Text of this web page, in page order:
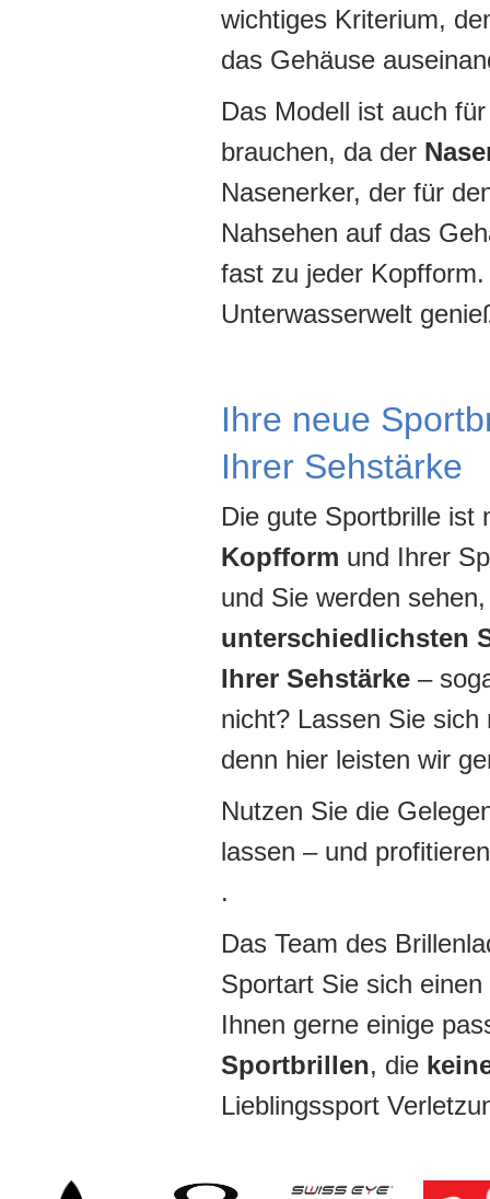
wichtiges Kriterium,
das Gehäuse
Das Modell ist auch
brauchen, da der
Nasenerker, der für
Nahsehen auf das
fast zu jeder
Unterwasserwelt
Ihre neue
Ihrer Sehstärke
Die gute Sportbrille ist
Kopfform und Ihrer
und Sie werden
unterschiedlichsten
Ihrer Sehstärke –
nicht? Lassen Sie
denn hier leisten wir
Nutzen Sie die
lassen – und
.
Das Team des
Sportart Sie sich
Ihnen gerne einige
Sportbrillen, die
Lieblingssport